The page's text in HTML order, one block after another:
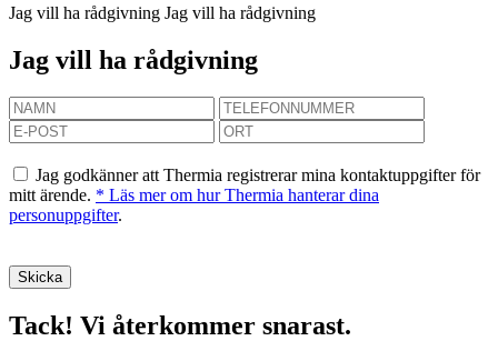
Jag vill ha rådgivning Jag vill ha rådgivning
Jag vill ha rådgivning
Jag godkänner att Thermia registrerar mina kontaktuppgifter för
mitt ärende. * Läs mer om hur Thermia hanterar dina
personuppgifter.
Tack! Vi återkommer snarast.